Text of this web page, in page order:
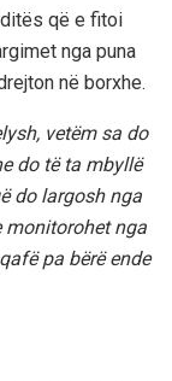
që e fitoi
nga puna
në borxhe.
vetëm sa do
do të ta mbyllë
do largosh nga
monitorohet nga
pa bërë ende